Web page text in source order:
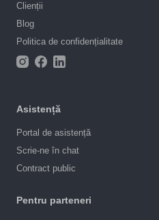
Clienții
Blog
Politica de confidențialitate
Asistență
Portal de asistență
Scrie-ne în chat
Contract public
Pentru parteneri